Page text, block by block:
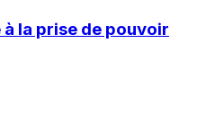
la prise de pouvoir